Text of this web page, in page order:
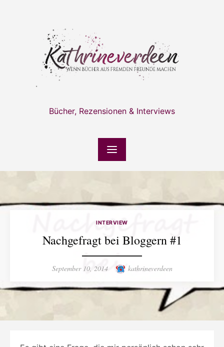
Bücher, Rezensionen & Interviews
INTERVIEW
Nachgefragt bei Bloggern #1
Posted
September 10, 2014 Author
kathrineverdeen